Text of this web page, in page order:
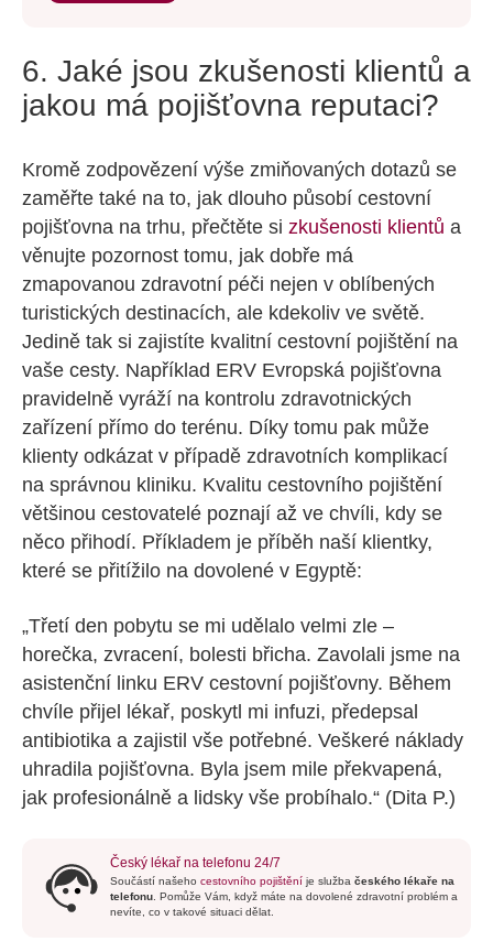
6. Jaké jsou zkušenosti klientů a
jakou má pojišťovna reputaci?
Kromě zodpovězení výše zmiňovaných dotazů se
zaměřte také na to, jak dlouho působí cestovní
pojišťovna na trhu, přečtěte si zkušenosti klientů a
věnujte pozornost tomu, jak dobře má
zmapovanou zdravotní péči nejen v oblíbených
turistických destinacích, ale kdekoliv ve světě.
Jedině tak si zajistíte kvalitní cestovní pojištění na
vaše cesty. Například ERV Evropská pojišťovna
pravidelně vyráží na kontrolu zdravotnických
zařízení přímo do terénu. Díky tomu pak může
klienty odkázat v případě zdravotních komplikací
na správnou kliniku. Kvalitu cestovního pojištění
většinou cestovatelé poznají až ve chvíli, kdy se
něco přihodí. Příkladem je příběh naší klientky,
které se přitížilo na dovolené v Egyptě:
„Třetí den pobytu se mi udělalo velmi zle –
horečka, zvracení, bolesti břicha. Zavolali jsme na
asistenční linku ERV cestovní pojišťovny. Během
chvíle přijel lékař, poskytl mi infuzi, předepsal
antibiotika a zajistil vše potřebné. Veškeré náklady
uhradila pojišťovna. Byla jsem mile překvapená,
jak profesionálně a lidsky vše probíhalo.“ (Dita P.)
Český lékař na telefonu 24/7
Součástí našeho cestovního pojištění je služba českého lékaře na
telefonu. Pomůže Vám, když máte na dovolené zdravotní problém a
nevíte, co v takové situaci dělat.